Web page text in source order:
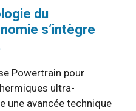
du
s’intègre
Powertrain pour
ultra-
une avancée technique